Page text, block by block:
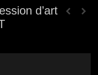
d’art